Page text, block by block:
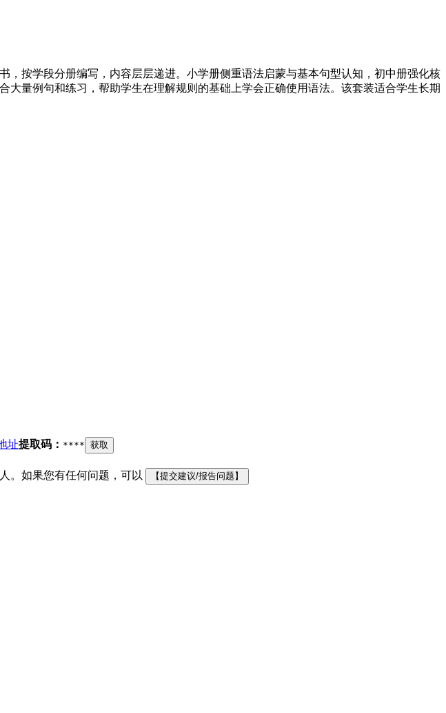
，按学段分册编写，内容层层递进。小学册侧重语法启蒙与基本句型认知，初中册强化核
量例句和练习，帮助学生在理解规则的基础上学会正确使用语法。该套装适合学生长期
址提取码： **** 获取
。如果您有任何问题，可以
【提交建议/报告问题】